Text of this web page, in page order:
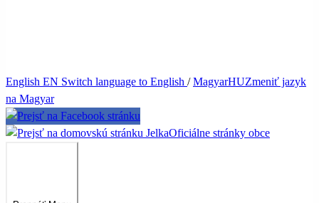
English EN Switch language to English /MagyarHUZmeniť jazyk
na Magyar
JelkaOficiálne stránky obce